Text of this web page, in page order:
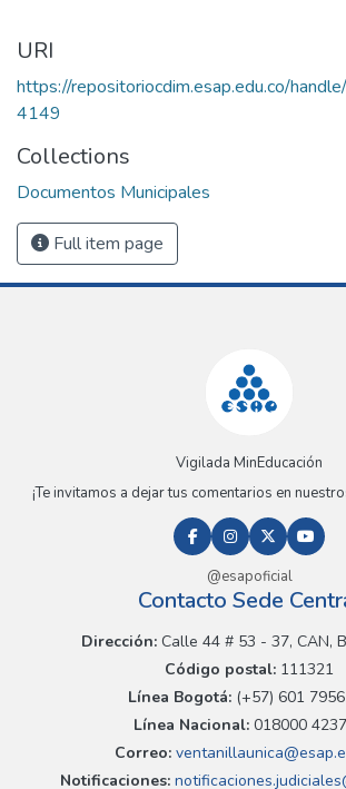
URI
https://repositoriocdim.esap.edu.co/
4149
Collections
Documentos Municipales
Full item page
Vigilada MinEducación
¡Te invitamos a dejar tus comentarios en
@esapoficial
Contacto Sede
Dirección:Calle 44 # 53 - 37, CAN,
Código postal: 111321
Línea Bogotá:(+57) 601
Línea Nacional: 018000
Correo:
Notificaciones: